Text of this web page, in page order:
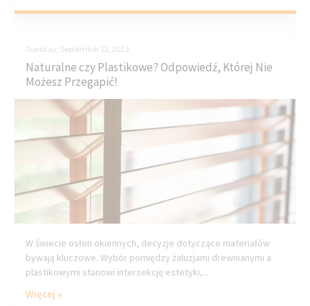
Tuesday, September 12, 2023
Naturalne czy Plastikowe? Odpowiedź, Której Nie
Możesz Przegapić!
W świecie osłon okiennych, decyzje dotyczące materiałów
bywają kluczowe. Wybór pomiędzy żaluzjami drewnianymi a
plastikowymi stanowi intersekcję estetyki,...
Więcej »